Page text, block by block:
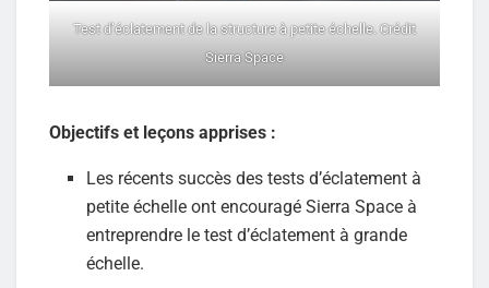
Test d’éclatement de la structure à petite échelle. Crédit
Sierra Space
Objectifs et leçons apprises :
Les récents succès des tests d’éclatement à
petite échelle ont encouragé Sierra Space à
entreprendre le test d’éclatement à grande
échelle.